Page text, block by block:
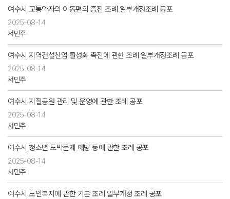
여수시 교통약자의 이동편의 증진 조례 일부개정조례 공포
2025-08-14
서민주
여수시 지역건설산업 활성화 촉진에 관한 조례 일부개정조례 공포
2025-08-14
서민주
여수시 지질공원 관리 및 운영에 관한 조례 공포
2025-08-14
서민주
여수시 청소년 도박문제 예방 등에 관한 조례 공포
2025-08-14
서민주
여수시 노인복지에 관한 기본 조례 일부개정 조례 공포